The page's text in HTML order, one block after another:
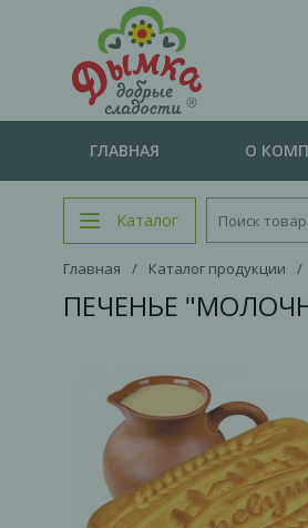
ГЛАВНАЯ О
Каталог
Главная / Каталог продукции /
ПЕЧЕНЬЕ